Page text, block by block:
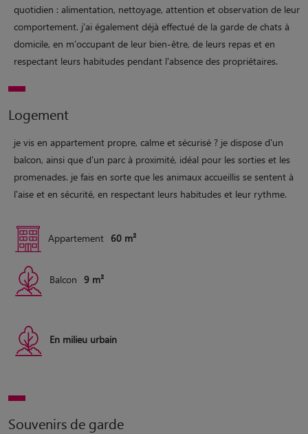
quotidien : alimentation, nettoyage, attention et observation de leur
comportement. j'ai également déjà effectué de la garde de chats à
domicile, en m'occupant de leur bien-être, de leurs repas et en
respectant leurs habitudes pendant l'absence des propriétaires.
Logement
je vis en appartement propre, calme et sécurisé ? je dispose d'un
balcon, ainsi que d'un parc à proximité, idéal pour les sorties et les
promenades. je fais en sorte que les animaux accueillis se sentent à
l'aise et en sécurité, en respectant leurs habitudes et leur rythme.
Appartement 60 m²
Balcon 9 m²
En milieu urbain
Souvenirs de garde